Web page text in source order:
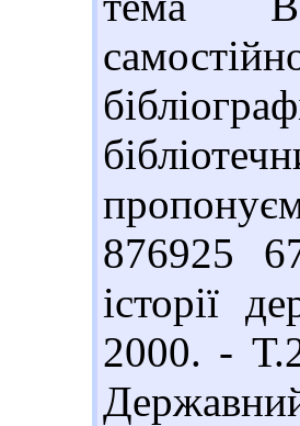
876925
історії
2000. -